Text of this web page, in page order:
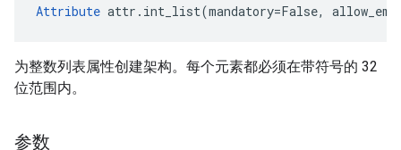
Attribute attr.int_list(mandatory=False,
为整数列表属性创建架构。每个元素都必须在带符号的 32
位范围内。
参数